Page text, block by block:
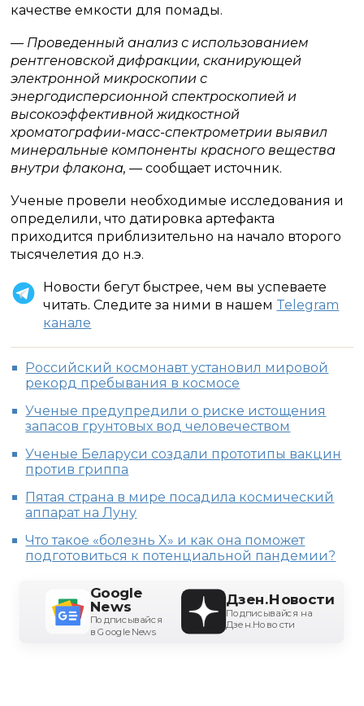
качестве емкости для помады.
— Проведенный анализ с использованием
рентгеновской дифракции, сканирующей
электронной микроскопии с
энергодисперсионной спектроскопией и
высокоэффективной жидкостной
хроматографии-масс-спектрометрии выявил
минеральные компоненты красного вещества
внутри флакона,— сообщает источник.
Ученые провели необходимые исследования и
определили, что датировка артефакта
приходится приблизительно на начало второго
тысячелетия до н.э.
Новости бегут быстрее, чем вы успеваете
читать. Следите за ними в нашем Telegram
канале
Российский космонавт установил мировой
рекорд пребывания в космосе
Ученые предупредили о риске истощения
запасов грунтовых вод человечеством
Ученые Беларуси создали прототипы вакцин
против гриппа
Пятая страна в мире посадила космический
аппарат на Луну
Что такое «болезнь X» и как она поможет
подготовиться к потенциальной пандемии?
Google
News
Подписывайся
в Google News
Дзен.Новости
Подписывайся на
Дзен.Новости